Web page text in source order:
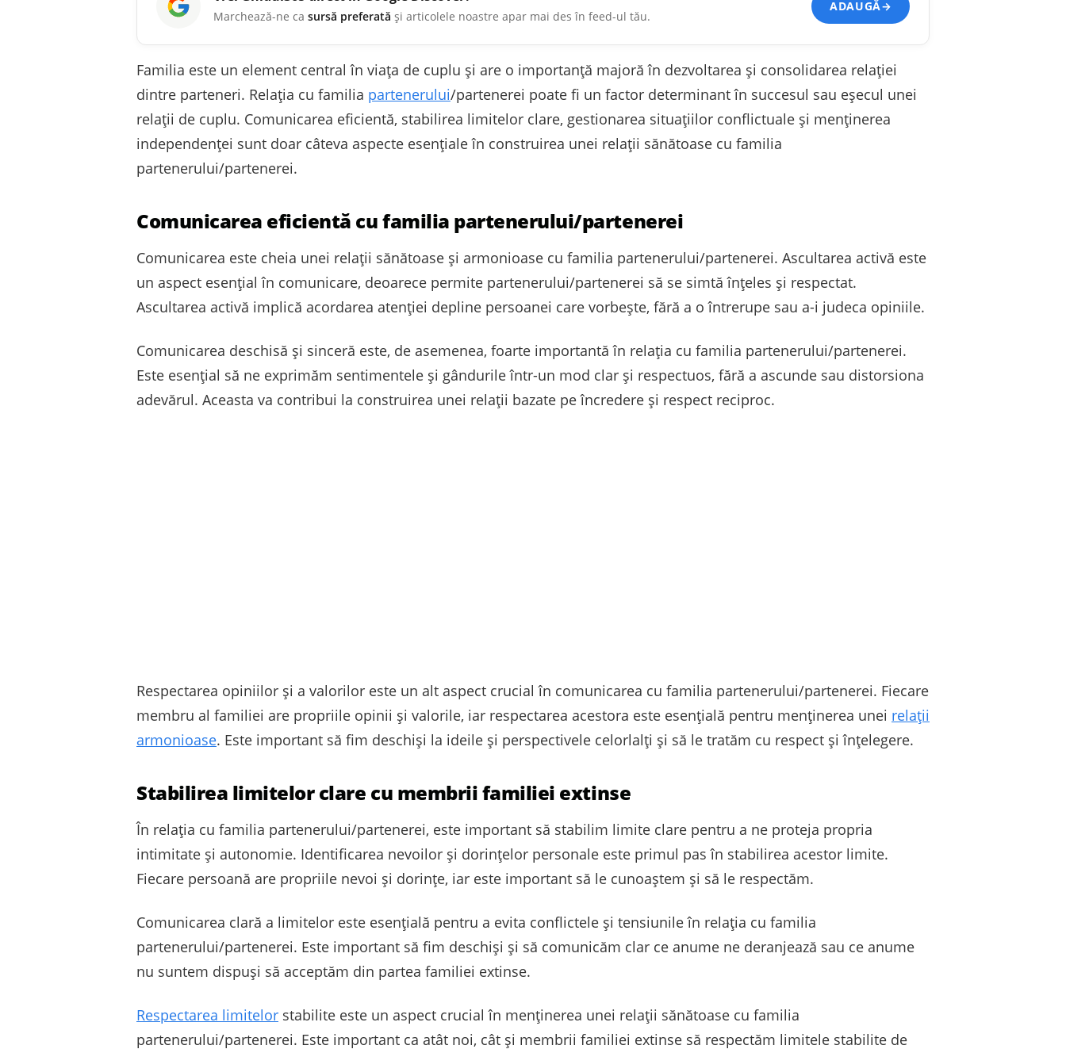
Marchează-ne ca sursă preferată și articolele noastre apar mai des în feed-ul tău.
ADAUGĂ→
Familia este un element central în viața de cuplu și are o importanță majoră în dezvoltarea și consolidarea relației
dintre parteneri. Relația cu familia partenerului/partenerei poate fi un factor determinant în succesul sau eșecul unei
relații de cuplu. Comunicarea eficientă, stabilirea limitelor clare, gestionarea situațiilor conflictuale și menținerea
independenței sunt doar câteva aspecte esențiale în construirea unei relații sănătoase cu familia
partenerului/partenerei.
Comunicarea eficientă cu familia partenerului/partenerei
Comunicarea este cheia unei relații sănătoase și armonioase cu familia partenerului/partenerei. Ascultarea activă este
un aspect esențial în comunicare, deoarece permite partenerului/partenerei să se simtă înțeles și respectat.
Ascultarea activă implică acordarea atenției depline persoanei care vorbește, fără a o întrerupe sau a-i judeca opiniile.
Comunicarea deschisă și sinceră este, de asemenea, foarte importantă în relația cu familia partenerului/partenerei.
Este esențial să ne exprimăm sentimentele și gândurile într-un mod clar și respectuos, fără a ascunde sau distorsiona
adevărul. Aceasta va contribui la construirea unei relații bazate pe încredere și respect reciproc.
Respectarea opiniilor și a valorilor este un alt aspect crucial în comunicarea cu familia partenerului/partenerei. Fiecare
membru al familiei are propriile opinii și valorile, iar respectarea acestora este esențială pentru menținerea unei relații
armonioase. Este important să fim deschiși la ideile și perspectivele celorlalți și să le tratăm cu respect și înțelegere.
Stabilirea limitelor clare cu membrii familiei extinse
În relația cu familia partenerului/partenerei, este important să stabilim limite clare pentru a ne proteja propria
intimitate și autonomie. Identificarea nevoilor și dorințelor personale este primul pas în stabilirea acestor limite.
Fiecare persoană are propriile nevoi și dorințe, iar este important să le cunoaștem și să le respectăm.
Comunicarea clară a limitelor este esențială pentru a evita conflictele și tensiunile în relația cu familia
partenerului/partenerei. Este important să fim deschiși și să comunicăm clar ce anume ne deranjează sau ce anume
nu suntem dispuși să acceptăm din partea familiei extinse.
Respectarea limitelor stabilite este un aspect crucial în menținerea unei relații sănătoase cu familia
partenerului/partenerei. Este important ca atât noi, cât și membrii familiei extinse să respectăm limitele stabilite de